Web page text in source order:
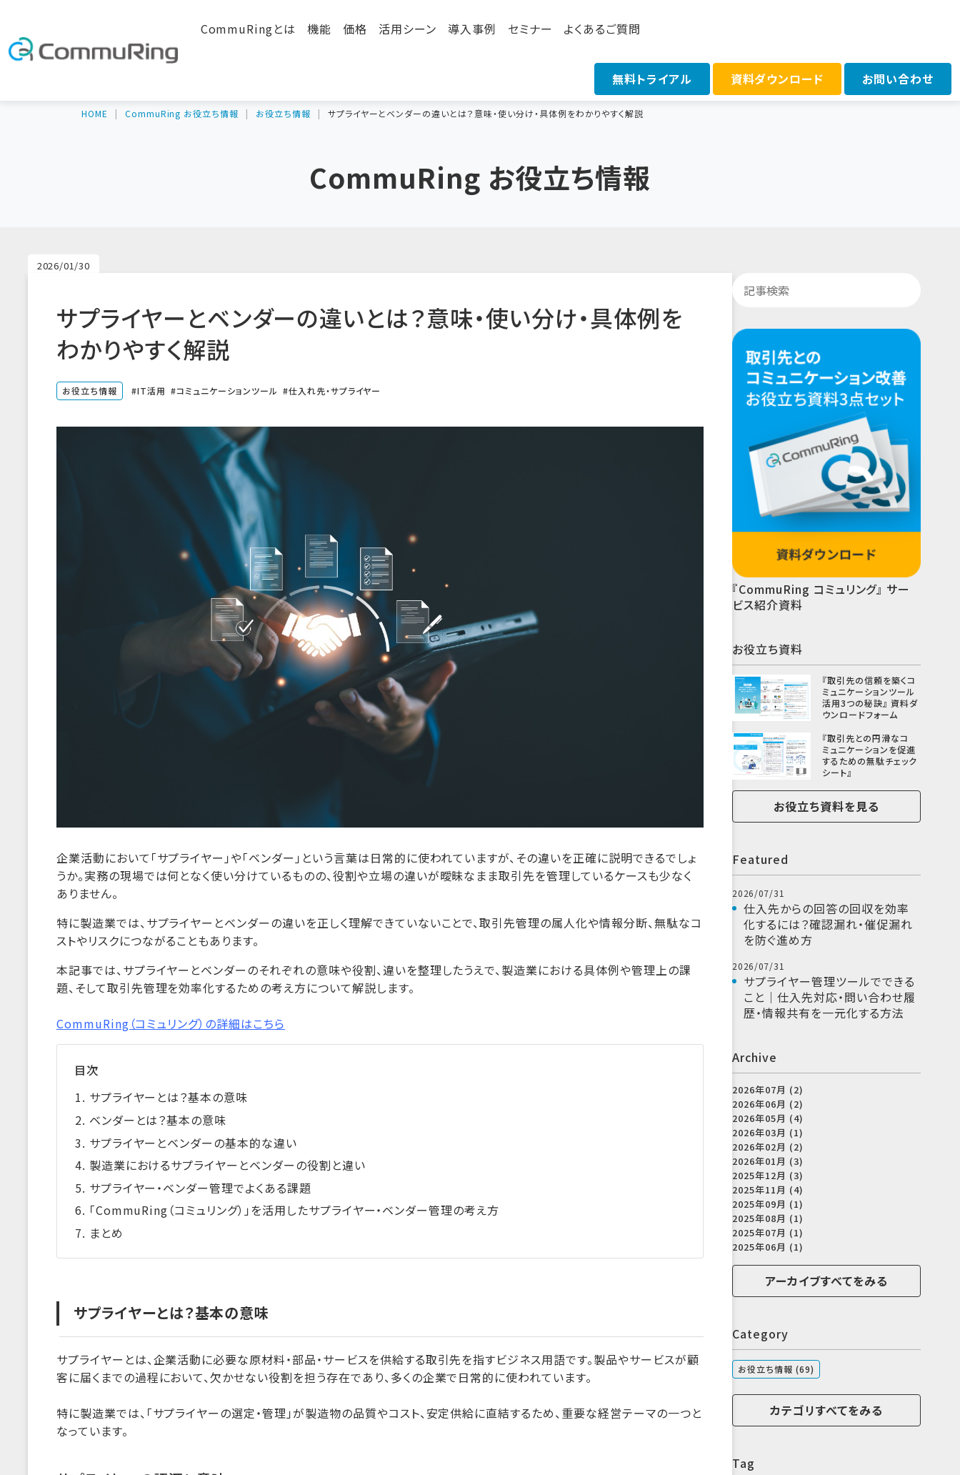
CommuRingとは 機能 価格 活用シーン 導入事例 セミナー よくあるご質問
無料トライアル 資料ダウンロード お問い合わせ
HOME CommuRing お役立ち情報 お役立ち情報 サプライヤーとベンダーの違いとは？意味・使い分け・具体例をわかりやすく解説
CommuRing お役立ち情報
2026/01/30
サプライヤーとベンダーの違いとは？意味・使い分け・具体例を
わかりやすく解説
お役立ち情報 IT活用 コミュニケーションツール 仕入れ先・サプライヤー
企業活動において「サプライヤー」や「ベンダー」という言葉は日常的に使われていますが、その違いを正確に説明できるでしょ
うか。実務の現場では何となく使い分けているものの、役割や立場の違いが曖昧なまま取引先を管理しているケースも少なく
ありません。
特に製造業では、サプライヤーとベンダーの違いを正しく理解できていないことで、取引先管理の属人化や情報分断、無駄なコ
ストやリスクにつながることもあります。
本記事では、サプライヤーとベンダーのそれぞれの意味や役割、違いを整理したうえで、製造業における具体例や管理上の課
題、そして取引先管理を効率化するための考え方について解説します。
CommuRing（コミュリング）の詳細はこちら
目次
サプライヤーとは？基本の意味
ベンダーとは？基本の意味
サプライヤーとベンダーの基本的な違い
製造業におけるサプライヤーとベンダーの役割と違い
サプライヤー・ベンダー管理でよくある課題
「CommuRing（コミュリング）」を活用したサプライヤー・ベンダー管理の考え方
まとめ
サプライヤーとは？基本の意味
サプライヤーとは、企業活動に必要な原材料・部品・サービスを供給する取引先を指すビジネス用語です。製品やサービスが顧
客に届くまでの過程において、欠かせない役割を担う存在であり、多くの企業で日常的に使われています。
特に製造業では、「サプライヤーの選定・管理」が製造物の品質やコスト、安定供給に直結するため、重要な経営テーマの一つと
なっています。
『CommuRing コミュリング』 サー
ビス紹介資料
お役立ち資料
『取引先の信頼を築くコ
ミュニケーションツール
活用3つの秘訣』 資料ダ
ウンロードフォーム
『取引先との円滑なコ
ミュニケーションを促進
するための無駄チェック
シート』
お役立ち資料を見る
Featured
2026/07/31
仕入先からの回答の回収を効率
化するには？確認漏れ・催促漏れ
を防ぐ進め方
2026/07/31
サプライヤー管理ツールでできる
こと｜仕入先対応・問い合わせ履
歴・情報共有を一元化する方法
Archive
2026年07月 (2)
2026年06月 (2)
2026年05月 (4)
2026年03月 (1)
2026年02月 (2)
2026年01月 (3)
2025年12月 (3)
2025年11月 (4)
2025年09月 (1)
2025年08月 (1)
2025年07月 (1)
2025年06月 (1)
アーカイブすべてをみる
Category
お役立ち情報 (69)
カテゴリすべてをみる
Tag